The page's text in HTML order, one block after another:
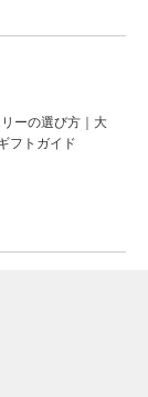
ーの選び方｜大
フトガイド